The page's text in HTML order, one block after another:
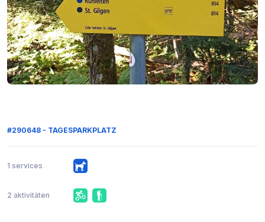
#290648 - TAGESPARKPLATZ
1 services
2 aktivitäten